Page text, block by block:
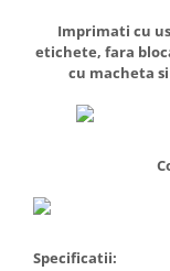
Imprimati cu
etichete, fara
cu macheta
Specificatii: